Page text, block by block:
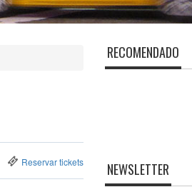
Reservar tickets
RECOMENDADO
NEWSLETTER